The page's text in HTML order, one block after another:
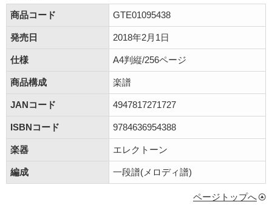
商品コード
GTE01095438
発売日 2018年2月1日
仕様 A4判縦/256ページ
商品構成 楽譜
JANコード 4947817271727
ISBNコード 9784636954388
楽器 エレクトーン
編成 一段譜(メロディ譜)
ページトップへ